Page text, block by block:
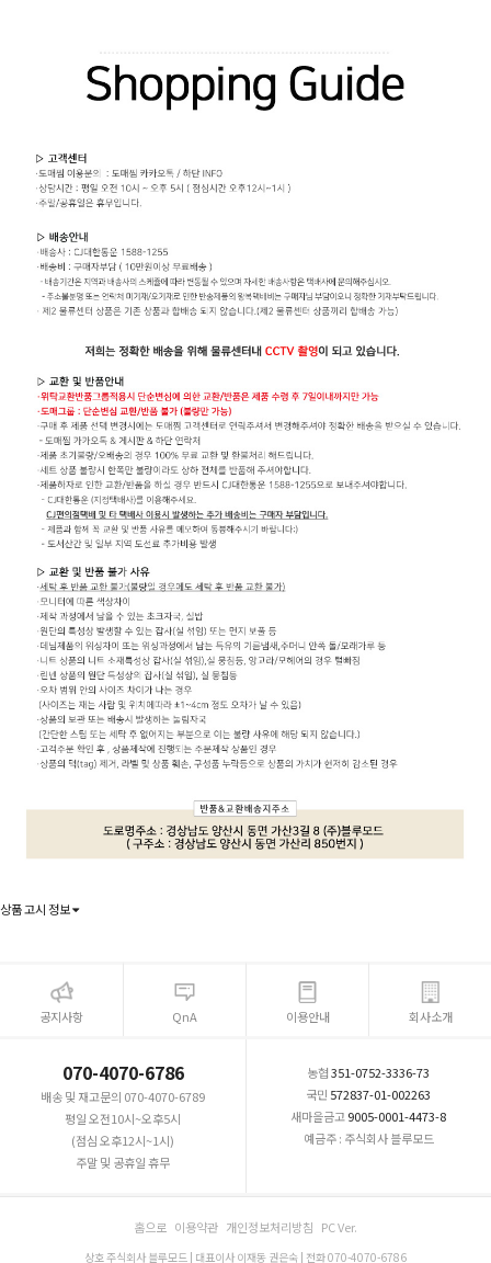
상품 고시 정보
공지사항 QnA 이용안내 회사소개
070-4070-6786
배송 및 재고문의 070-4070-6789
평일 오전10시~오후5시
(점심 오후12시~1시)
주말 및 공휴일 휴무
농협351-0752-3336-73
국민 572837-01-002263
새마을금고9005-0001-4473-8
예금주 : 주식회사 블루모드
홈으로 이용약관 개인정보처리방침 PC Ver.
상호 주식회사 블루모드 | 대표이사 이재동 권은숙 | 전화 070-4070-6786